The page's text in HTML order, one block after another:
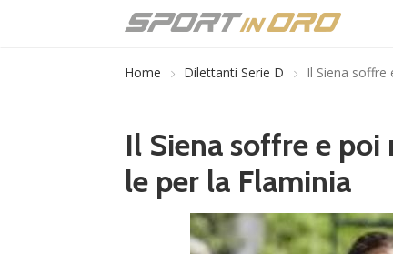
Home Dilettanti Serie D Il Siena soffre
Il Siena soffre e
le per la Flaminia